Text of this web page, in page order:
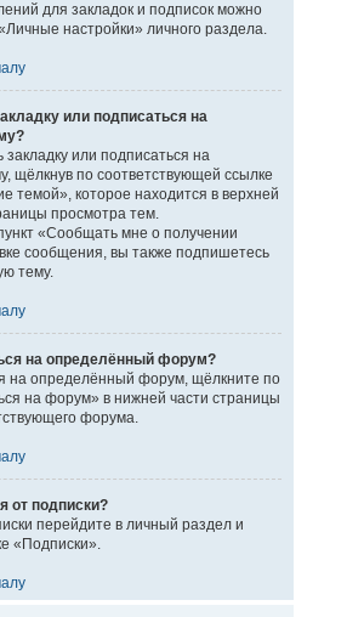
для закладок и подписок можно
настройки» личного раздела.
или подписаться на
или подписаться на
щёлкнув по соответствующей ссылке
темой», которое находится в верхней
просмотра тем.
«Сообщать мне о получении
сообщения, вы также подпишетесь
тему.
на определённый форум?
на определённый форум, щёлкните по
на форум» в нижней части страницы
форума.
от подписки?
перейдите в личный раздел и
«Подписки».